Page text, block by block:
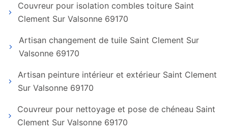
Couvreur pour isolation combles toiture Saint
Clement Sur Valsonne 69170
Artisan changement de tuile Saint Clement Sur
Valsonne 69170
Artisan peinture intérieur et extérieur Saint Clement
Sur Valsonne 69170
Couvreur pour nettoyage et pose de chéneau Saint
Clement Sur Valsonne 69170